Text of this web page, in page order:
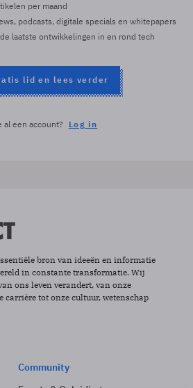
per maand
podcasts, digitale specials en whitepapers
laatste ontwikkelingen in en rond tech
lid en lees verder
al een account? Log in
bron van ideeën en informatie
in constante transformatie. Wij
ons leven verandert, van onze
carrière tot onze cultuur, wetenschap
Community